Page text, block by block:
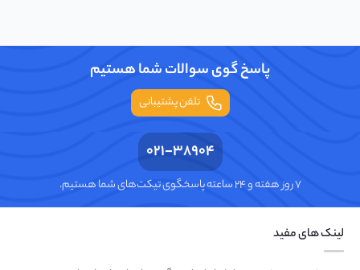
پاسخ گوی سوالات شما هستیم
تلفن پشتیبانی
021-38904
۷ روز هفته و ۲۴ ساعته پاسخگوی تیکت‌های شما هستیم.
لینک های مفید